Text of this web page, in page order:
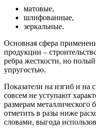
матовые,
шлифованные,
зеркальные.
Основная сфера
продукции –
ребра жесткости, но
упругостью.
Показатели на изгиб и на
совсем не уступают
размерам металлического
отметить в разы ниже
словами, выгода